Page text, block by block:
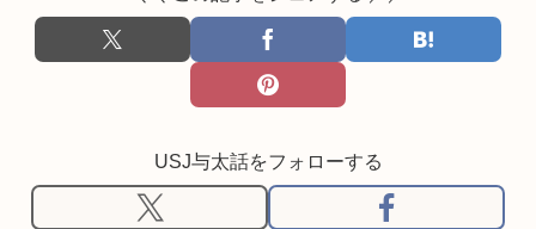
USJ与太話をフォローする